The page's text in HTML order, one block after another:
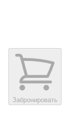
Забронировать